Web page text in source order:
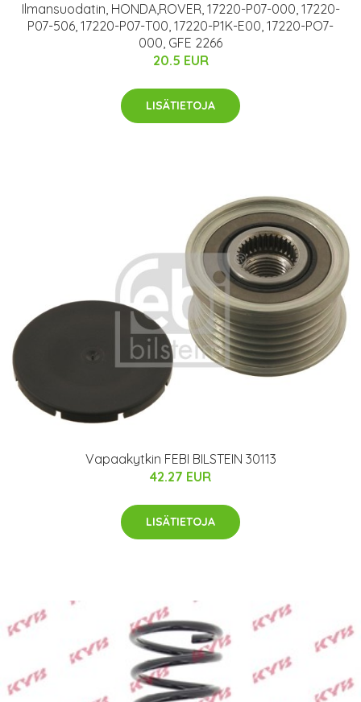
Ilmansuodatin, HONDA,ROVER, 17220-P07-000, 17220-
P07-506, 17220-P07-T00, 17220-P1K-E00, 17220-PO7-
000, GFE 2266
20.5 EUR
LISÄTIETOJA
Vapaakytkin FEBI BILSTEIN 30113
42.27 EUR
LISÄTIETOJA